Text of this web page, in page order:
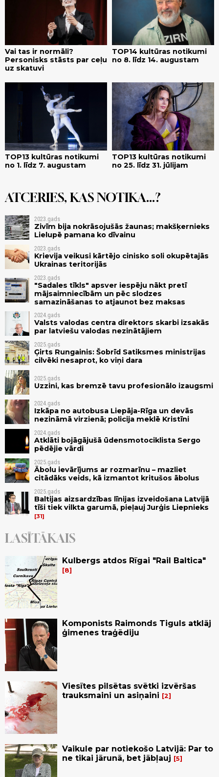
Vai tas ir normāli?
Personisks stāsts par ceļu
uz skatuvi
TOP14 kultūras notikumi
no 8. līdz 14. augustam
TOP13 kultūras notikumi
no 1. līdz 7. augustam
TOP13 kultūras notikumi
no 25. līdz 31. jūlijam
ATCERIES, KAS NOTIKA...?
2023.gads
Zivīm bija nokrāsojušās žaunas; makšķernieks
Lielupē pamana ko dīvainu
2023.gads
Krievija veikusi kārtējo cinisko soli okupētajās
Ukrainas teritorijās
2023.gads
"Sadales tīkls" apsver iespēju nākt pretī
mājsaimniecībām un pēc slodzes
samazināšanas to atjaunot bez maksas
2024.gads
Valsts valodas centra direktors skarbi izsakās
par latviešu valodas nezinātājiem
2025.gads
Ģirts Rungainis: Šobrīd Satiksmes ministrijas
cilvēki nesaprot, ko viņi dara
2025.gads
Uzzini, kas bremzē tavu profesionālo izaugsmi
2024.gads
Izkāpa no autobusa Liepāja-Rīga un devās
nezināmā virzienā; policija meklē Kristīni
2024.gads
Atklāti bojāgājušā ūdensmotociklista Sergo
pēdējie vārdi
2025.gads
Ābolu ievārījums ar rozmarīnu – mazliet
citādāks veids, kā izmantot kritušos ābolus
2025.gads
Baltijas aizsardzības līnijas izveidošana Latvijā
tīši tiek vilkta garumā, pieļauj Jurģis Liepnieks
31
LASĪTĀKAIS
Kulbergs atdos Rīgai "Rail Baltica"
8
Komponists Raimonds Tiguls atklāj
ģimenes traģēdiju
Viesītes pilsētas svētki izvēršas
trauksmaini un asiņaini
2
Vaikule par notiekošo Latvijā: Par to
ne tikai jārunā, bet jābļauj
5